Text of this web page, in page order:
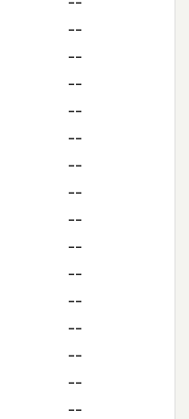
--
--
--
--
--
--
--
--
--
--
--
--
--
--
--